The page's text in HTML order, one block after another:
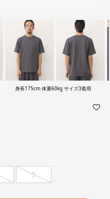
身長175cm 体重60kg サイズ3着用
5